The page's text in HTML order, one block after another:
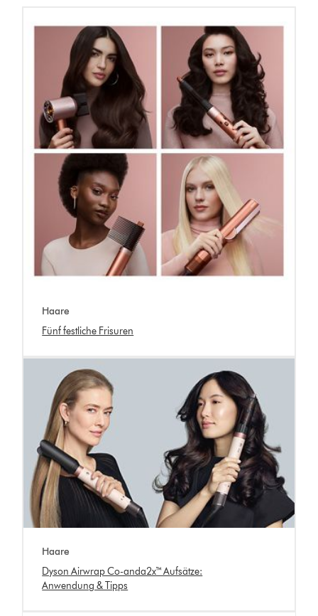
Haare
Fünf festliche Frisuren
Haare
Dyson Airwrap Co-anda2x™ Aufsätze:
Anwendung & Tipps